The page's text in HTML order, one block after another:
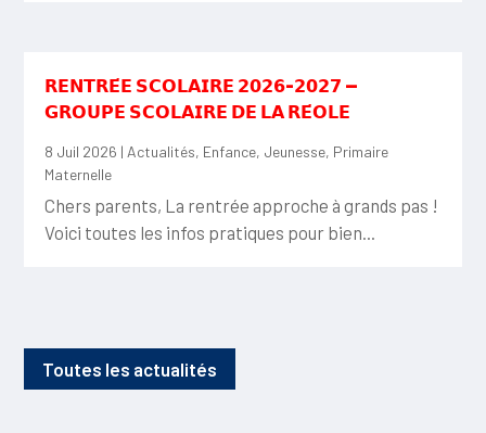
𝗥𝗘𝗡𝗧𝗥𝗘́𝗘 𝗦𝗖𝗢𝗟𝗔𝗜𝗥𝗘 𝟮𝟬𝟮𝟲-𝟮𝟬𝟮𝟳 —
𝗚𝗥𝗢𝗨𝗣𝗘 𝗦𝗖𝗢𝗟𝗔𝗜𝗥𝗘 𝗗𝗘 𝗟𝗔 𝗥𝗘́𝗢𝗟𝗘
8 Juil 2026 | Actualités, Enfance, Jeunesse, Primaire
Maternelle
Chers parents, La rentrée approche à grands pas !
Voici toutes les infos pratiques pour bien...
Toutes les actualités